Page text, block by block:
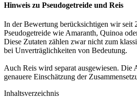
Hinweis zu Pseudogetreide und Reis
In der Bewertung berücksichtigen wir seit
Pseudogetreide wie Amaranth, Quinoa
Diese Zutaten zählen zwar nicht zum
bei Unverträglichkeiten von Bedeutung.
Auch Reis wird separat ausgewiesen. Die
genauere Einschätzung der
Inhaltsverzeichnis​